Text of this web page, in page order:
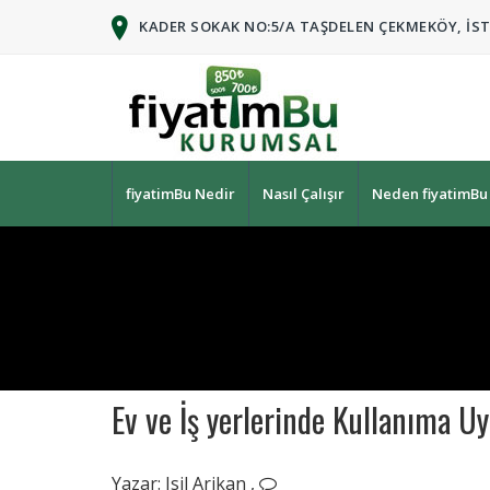
KADER SOKAK NO:5/A TAŞDELEN ÇEKMEKÖY,
fiyatimBu Nedir Nasıl Çalışır Neden fiyatimBu
Ev ve İş yerlerinde Kullanıma
Yazar: Isil Arikan ,
Ağustos
04,